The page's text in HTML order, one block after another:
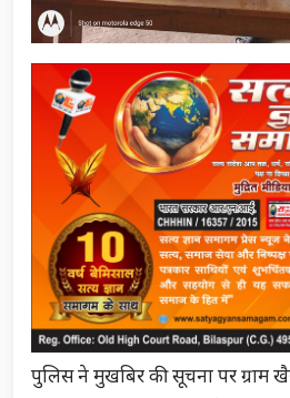
पुलिस ने मुखबिर की सूचना पर ग्राम